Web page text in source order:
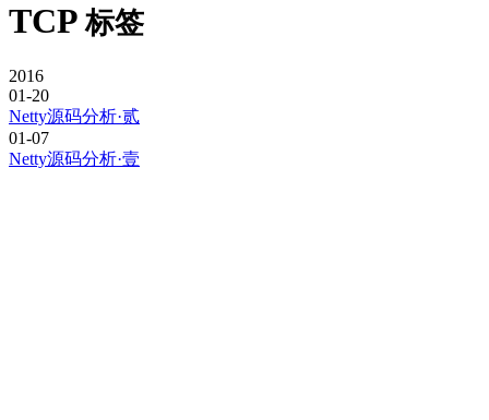
TCP标签
2016
01-20
Netty源码分析·贰
01-07
Netty源码分析·壹